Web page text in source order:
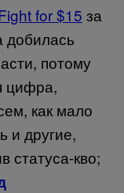
for $15 за
добилась
потому
цифра,
как мало
и другие,
статуса-кво;